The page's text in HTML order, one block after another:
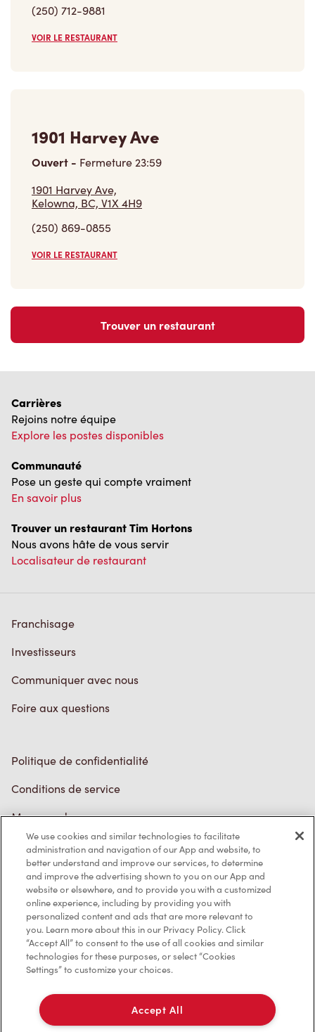
(250) 712-9881
VOIR LE RESTAURANT
1901 Harvey Ave
Ouvert - Fermeture23:59
1901 Harvey Ave,
Kelowna, BC, V1X 4H9
(250) 869-0855
VOIR LE RESTAURANT
Trouver un restaurant
Carrières
Rejoins notre équipe
Explore les postes disponibles
Communauté
Pose un geste qui compte vraiment
En savoir plus
Trouver un restaurant Tim Hortons
Nous avons hâte de vous servir
Localisateur de restaurant
Franchisage
Investisseurs
Communiquer avec nous
Foire aux questions
Politique de confidentialité
Conditions de service
Marques de commerce
Accessibilité
Diagnostic
Contactez-nous
TM & © Tim Hortons, 2023
We use cookies and similar technologies to facilitate
administration and navigation of our App and website, to
better understand and improve our services, to determine
and improve the advertising shown to you on our App and
website or elsewhere, and to provide you with a customized
online experience, including by providing you with
personalized content and ads that are more relevant to
you. Learn more about this in our Privacy Policy. Click
“Accept All” to consent to the use of all cookies and similar
technologies for these purposes, or select “Cookies
Settings” to customize your choices.
Accept All